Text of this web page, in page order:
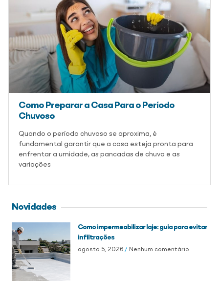
Como Preparar a Casa Para o Período
Chuvoso
Quando o período chuvoso se aproxima, é
fundamental garantir que a casa esteja pronta para
enfrentar a umidade, as pancadas de chuva e as
variações
Novidades
Como impermeabilizar laje: guia para evitar
infiltrações
agosto 5, 2026 Nenhum comentário